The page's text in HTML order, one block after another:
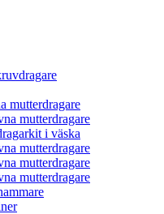
mutterdragare
mutterdragare
i väska
mutterdragare
mutterdragare
mutterdragare